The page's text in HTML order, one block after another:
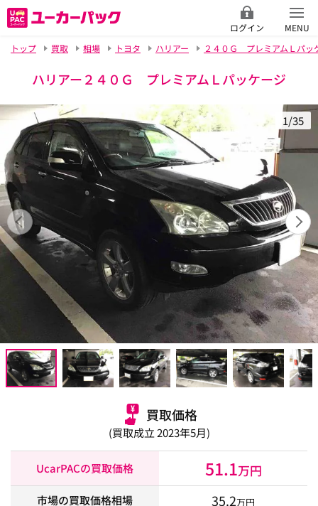
ログイン
MENU
トップ
買取 相場 トヨタ ハリアー ２４０Ｇ プレミアムＬパッ
ハリアー２４０Ｇ プレミアムＬパッケージ
1/35
買取価格
(買取成立 2023年5月)
UcarPACの買取価格 51.1万円
市場の買取価格相場 35.2万円